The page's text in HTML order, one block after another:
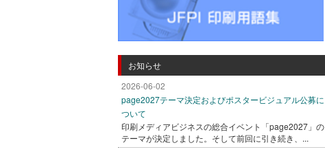
お知らせ
2026-06-02
page2027テーマ決定およびポスタービジュアル公募に
ついて
印刷メディアビジネスの総合イベント「page2027」の
テーマが決定しました。そして前回に引き続き、...